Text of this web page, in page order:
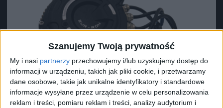
Szanujemy Twoją prywatność
My i nasi partnerzy przechowujemy i/lub uzyskujemy dostęp do
informacji w urządzeniu, takich jak pliki cookie, i przetwarzamy
dane osobowe, takie jak unikalne identyfikatory i standardowe
informacje wysyłane przez urządzenie w celu personalizowania
reklam i treści, pomiaru reklam i treści, analizy audytorium i